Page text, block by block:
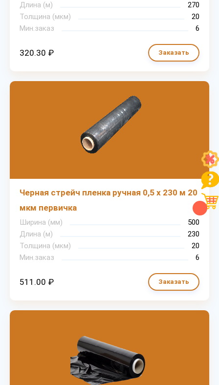
Длина (м)
270
Толщина (мкм)
20
Мин.заказ
6
320.30 ₽ Заказать
Черная стрейч пленка ручная 0,5 х 230 м 20
мкм первичка
Ширина (мм)
500
Длина (м)
230
Толщина (мкм)
20
Мин.заказ
6
511.00 ₽ Заказать